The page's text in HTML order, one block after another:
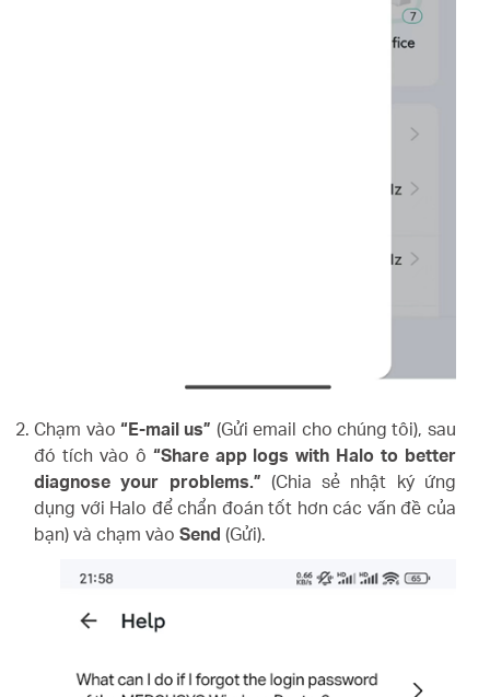
Chạm vào “E-mail us” (Gửi email cho chúng tôi), sau
đó tích vào ô “Share app logs with Halo to better
diagnose your problems.” (Chia sẻ nhật ký ứng
dụng với Halo để chẩn đoán tốt hơn các vấn đề của
bạn) và chạm vàoSend (Gửi).